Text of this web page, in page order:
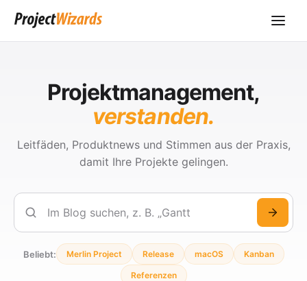
Projektmanagement,
verstanden.
Leitfäden, Produktnews und Stimmen aus der Praxis,
damit Ihre Projekte gelingen.
Suchen
Beliebt: Merlin Project Release macOS Kanban
Referenzen